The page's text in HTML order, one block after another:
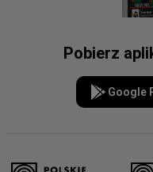
Pobierz
Google